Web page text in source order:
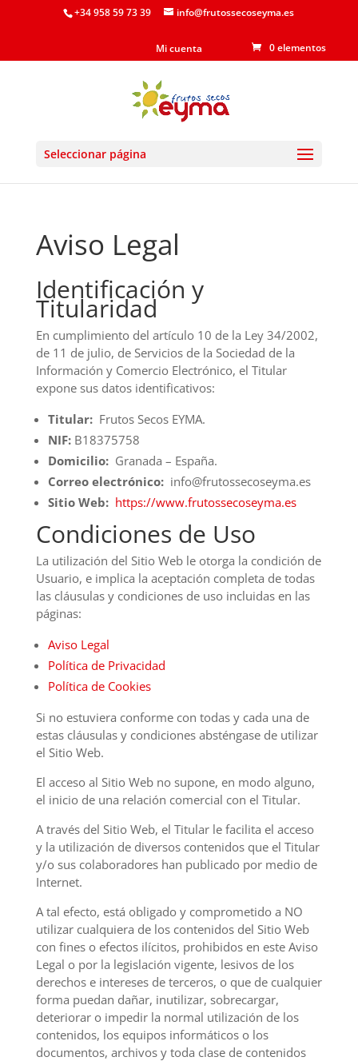
+34 958 59 73 39 info@frutossecoseyma.es
Mi cuenta 0 elementos
Seleccionar página
Aviso Legal
Identificación y
Titularidad
En cumplimiento del artículo 10 de la Ley 34/2002,
de 11 de julio, de Servicios de la Sociedad de la
Información y Comercio Electrónico, el Titular
expone sus datos identificativos:
Titular:Frutos Secos EYMA.
NIF:B18375758
Domicilio:Granada – España.
Correo electrónico:info@frutossecoseyma.es
Sitio Web: https://www.frutossecoseyma.es
Condiciones de Uso
La utilización del Sitio Web le otorga la condición de
Usuario, e implica la aceptación completa de todas
las cláusulas y condiciones de uso incluidas en las
páginas:
Aviso Legal
Política de Privacidad
Política de Cookies
Si no estuviera conforme con todas y cada una de
estas cláusulas y condiciones absténgase de utilizar
el Sitio Web.
El acceso al Sitio Web no supone, en modo alguno,
el inicio de una relación comercial con el Titular.
A través del Sitio Web, el Titular le facilita el acceso
y la utilización de diversos contenidos que el Titular
y/o sus colaboradores han publicado por medio de
Internet.
A tal efecto, está obligado y comprometido a NO
utilizar cualquiera de los contenidos del Sitio Web
con fines o efectos ilícitos, prohibidos en este Aviso
Legal o por la legislación vigente, lesivos de los
derechos e intereses de terceros, o que de cualquier
forma puedan dañar, inutilizar, sobrecargar,
deteriorar o impedir la normal utilización de los
contenidos, los equipos informáticos o los
documentos, archivos y toda clase de contenidos